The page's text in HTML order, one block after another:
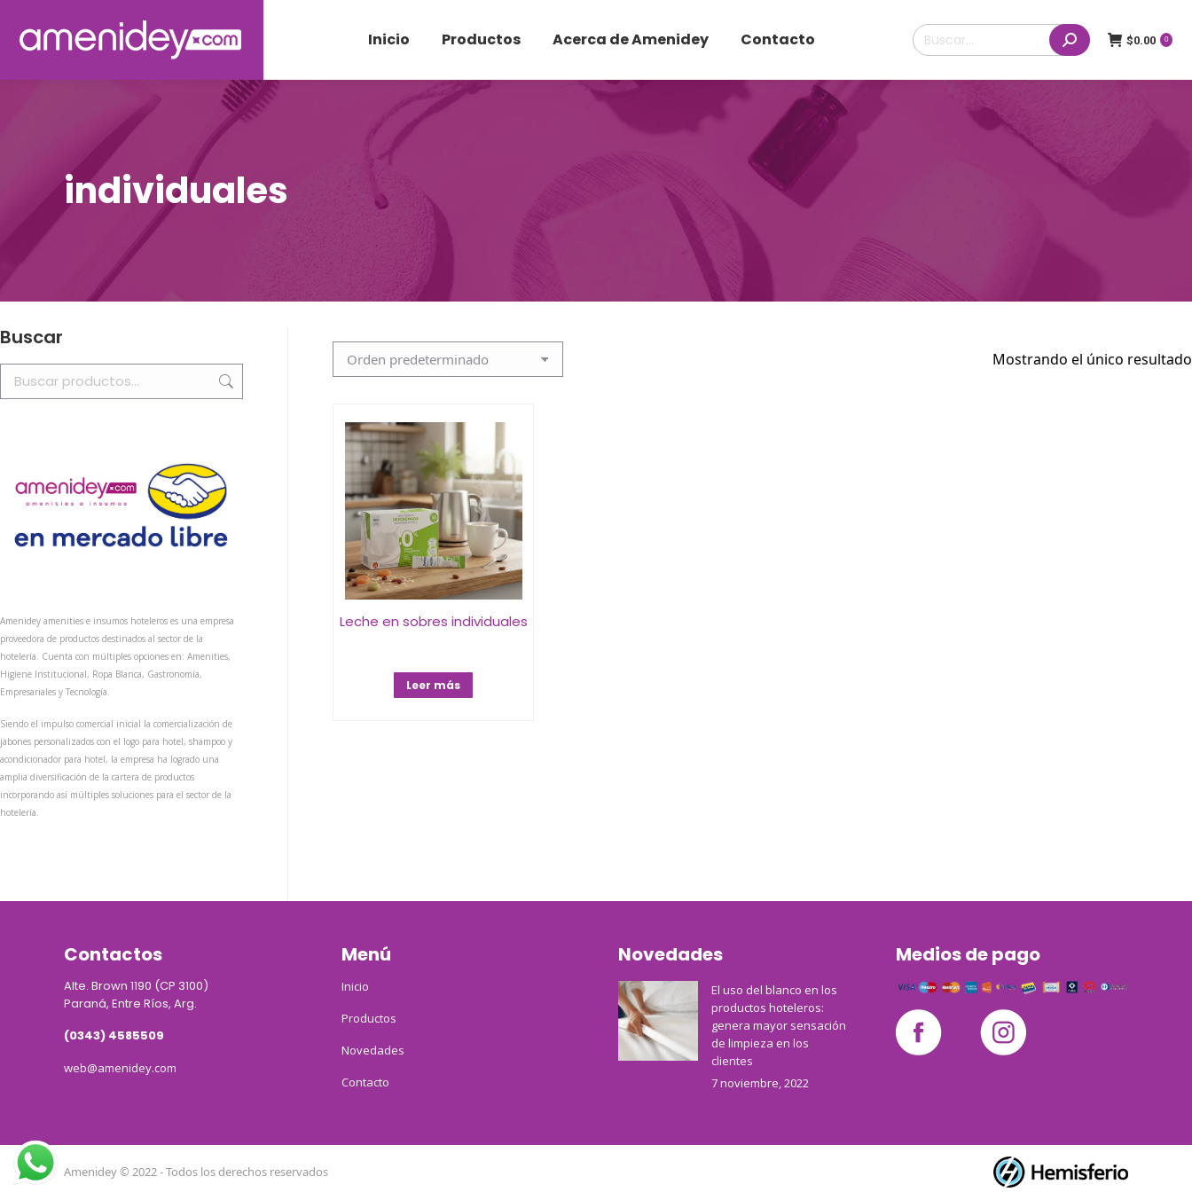
Inicio Productos Acerca de Amenidey Contacto Buscar: $0.00 0
individuales
Mostrando el único resultado
Leche en sobres individuales
Leer más
Buscar
Amenidey amenities e insumos hoteleros es una empresa
proveedora de productos destinados al sector de la
hotelería. Cuenta con múltiples opciones en: Amenities,
Higiene Institucional, Ropa Blanca, Gastronomía,
Empresariales y Tecnología.
Siendo el impulso comercial inicial la comercialización de
jabones personalizados con el logo para hotel, shampoo y
acondicionador para hotel, la empresa ha logrado una
amplia diversificación de la cartera de productos
incorporando así múltiples soluciones para el sector de la
hotelería.
Contactos
Alte. Brown 1190 (CP 3100)
Paraná, Entre Ríos, Arg.
(0343) 4585509
web@amenidey.com
Menú
Inicio
Productos
Novedades
Contacto
Novedades
El uso del blanco en los
productos hoteleros:
genera mayor sensación
de limpieza en los
clientes
7 noviembre, 2022
Medios de pago
Amenidey © 2022 - Todos los derechos reservados